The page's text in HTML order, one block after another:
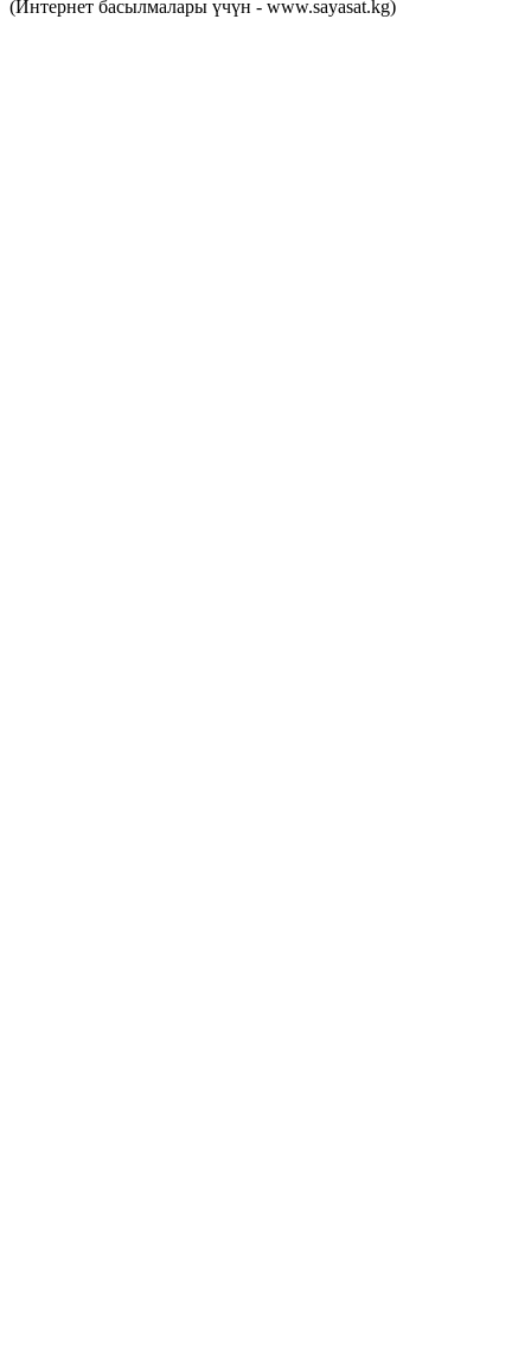
(Интернет басылмалары үчүн - www.sayasat.kg)